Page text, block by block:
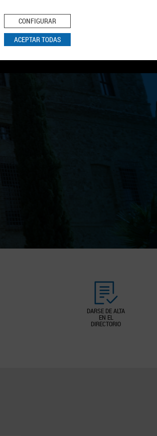
CONFIGURAR
ACEPTAR TODAS
Legal Política de Cookies
BUSCAR
DARSE DE ALTA
EN EL
DIRECTORIO